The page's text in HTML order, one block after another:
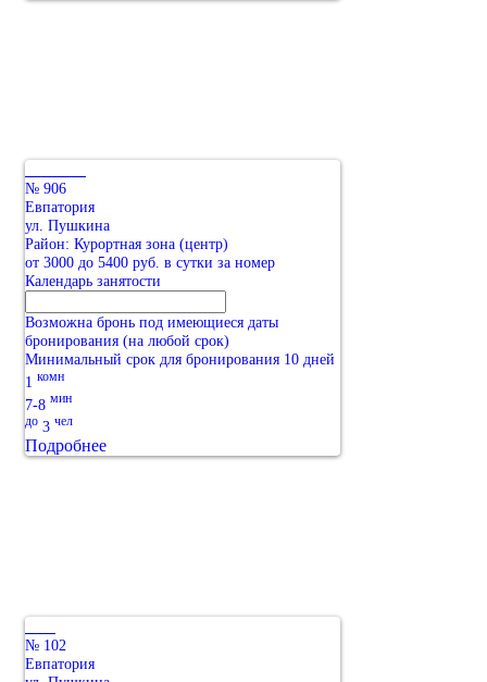
№ 906
Евпатория
ул. Пушкина
Район: Курортная зона (центр)
от 3000 до 5400 руб. в сутки за номер
Календарь занятости
Возможна бронь под имеющиеся даты
бронирования (на любой срок)
Минимальный срок для бронирования 10 дней
1 комн
7-8 мин
до 3 чел
Подробнее
№ 102
Евпатория